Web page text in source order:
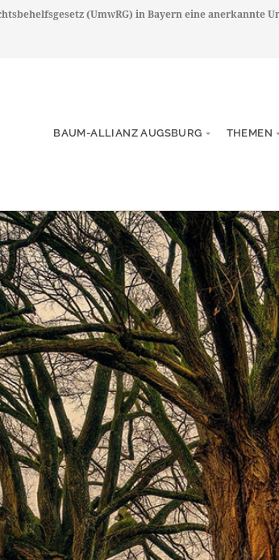
(UmwRG) in Bayern eine anerkannte
BAUM-ALLIANZ AUGSBURG THEMEN